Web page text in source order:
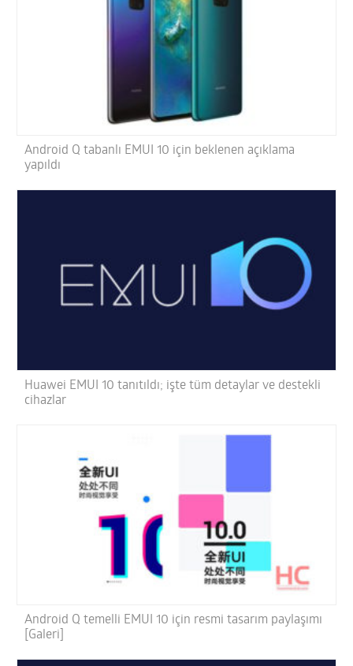
Android Q tabanlı EMUI 10 için beklenen açıklama
yapıldı
Huawei EMUI 10 tanıtıldı; işte tüm detaylar ve destekli
cihazlar
Android Q temelli EMUI 10 için resmi tasarım paylaşımı
[Galeri]